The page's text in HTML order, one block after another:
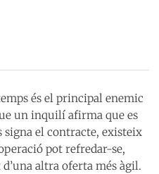
és el principal enemic
un inquilí afirma que es
signa el contracte, existeix
pot refredar-se,
altra oferta més àgil.